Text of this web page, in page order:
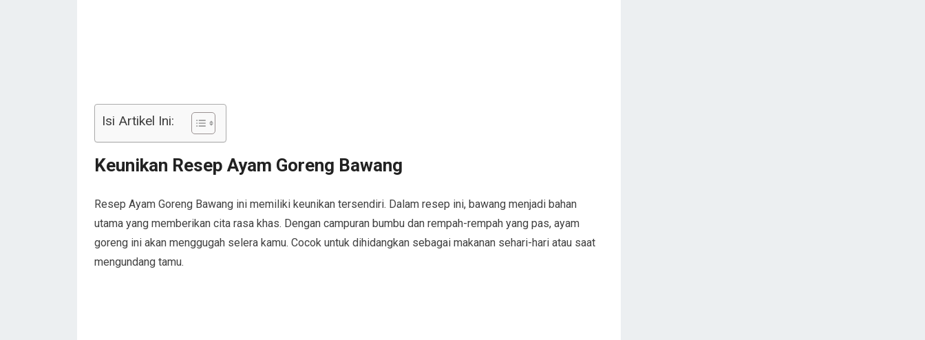
Isi Artikel Ini:
Keunikan Resep Ayam Goreng Bawang
Resep Ayam Goreng Bawang ini memiliki keunikan tersendiri. Dalam resep ini, bawang menjadi bahan
utama yang memberikan cita rasa khas. Dengan campuran bumbu dan rempah-rempah yang pas, ayam
goreng ini akan menggugah selera kamu. Cocok untuk dihidangkan sebagai makanan sehari-hari atau saat
mengundang tamu.